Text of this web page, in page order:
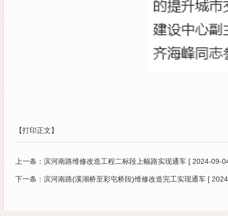
【打印正文】
上一条： 滨河南路维修改造工程二标段上幅路实现通车 [ 2024-09-
下一条： 滨河南路(溪湖桥至彩屯桥段)维修改造完工实现通车 [